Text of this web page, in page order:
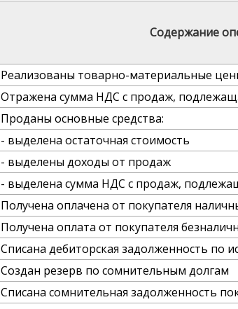
Содержание
Реализованы товарно-материальные
Отражена сумма НДС с продаж,
Проданы основные средства:
- выделена остаточная стоимость
- выделены доходы от продаж
- выделена сумма НДС с продаж,
Получена оплачена от покупателя
Получена оплата от покупателя
Списана дебиторская задолженность по
Создан резерв по сомнительным долгам
Списана сомнительная задолженность